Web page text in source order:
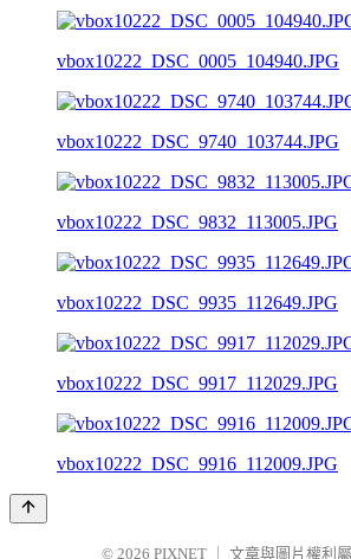
vbox10222_DSC_0005_104940.JPG
vbox10222_DSC_9740_103744.JPG
vbox10222_DSC_9832_113005.JPG
vbox10222_DSC_9935_112649.JPG
vbox10222_DSC_9917_112029.JPG
vbox10222_DSC_9916_112009.JPG
© 2026 PIXNET 文章與圖片權利